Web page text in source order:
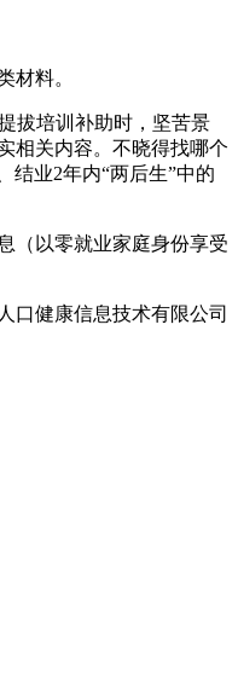
材料。
拔培训补助时，坚苦景
相关内容。不晓得找哪个
结业2年内“两后生”中的
（以零就业家庭身份享受
口健康信息技术有限公司